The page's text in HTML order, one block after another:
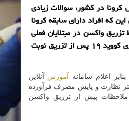
کرونا در کشور، سوالات زیادی
که افراد دارای سابقه کرونا
واکسن در مبتلایان فعلی
کرونا چیست، آیا امکان ابتلا به بیماری کووید ۱۹ پس از تزریق نوبت
بنابر اعلام سامانه آموزش آنلاین
نظارت و پایش مصرف فرآورده
پیش از تزریق واکسن